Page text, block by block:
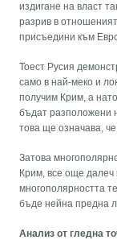
издигане на власт
разрив в
присъедини към
Тоест Русия
само в най-меко и
получим Крим, а
бъдат разположени
това ще означава,
Затова
Крим, все още далеч
многополярността
бъде нейна предна
Анализ от гледна